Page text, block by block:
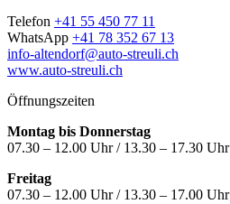
Telefon +41 55 450 77 11
WhatsApp +41 78 352 67 13
info-altendorf@auto-streuli.ch
www.auto-streuli.ch
Öffnungszeiten
Montag bis Donnerstag
07.30 – 12.00 Uhr / 13.30 – 17.30 Uhr
Freitag
07.30 – 12.00 Uhr / 13.30 – 17.00 Uhr